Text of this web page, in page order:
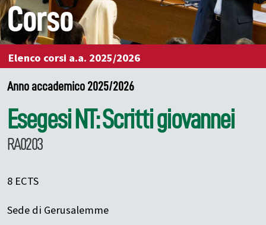
Corso
Elenco corsi a.a. 2025/2026
Anno accademico 2025/2026
Esegesi NT: Scritti giovannei
RA0203
8 ECTS
Sede di Gerusalemme